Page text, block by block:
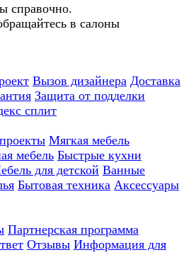
справочно.
в салоны
Вызов дизайнера Доставка
Защита от подделки
сплит
Мягкая мебель
мебель Быстрые кухни
для детской Ванные
Бытовая техника Аксессуары
Партнерская программа
Отзывы Информация для